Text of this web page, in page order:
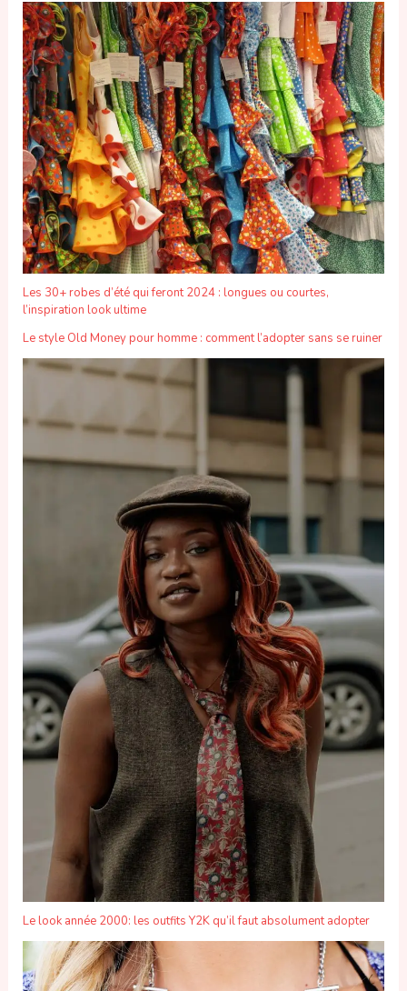
Les 30+ robes d’été qui feront 2024 : longues ou courtes,
l’inspiration look ultime
Le style Old Money pour homme : comment l’adopter sans se ruiner
Le look année 2000: les outfits Y2K qu’il faut absolument adopter